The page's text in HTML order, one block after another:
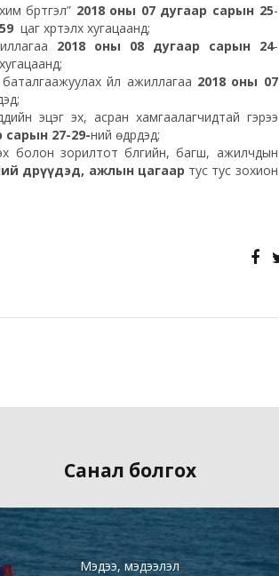
бүртгэл” 2018 оны 07 дугаар сарын 25-
цаг хүртэлх хугацаанд;
2018 оны 08 дугаар сарын 24-
баталгаажуулах үйл ажиллагаа 2018 оны 07
эцэг эх, асран хамгаалагчидтай гэрээ
сарын 27-29-ний өдрүүдэд;
болон зорилтот бүлгийн, багш, ажилчдын
өдрүүдэд, ажлын цагаар тус тус зохион
Санал болгох
Мэдээ, мэдээлэл